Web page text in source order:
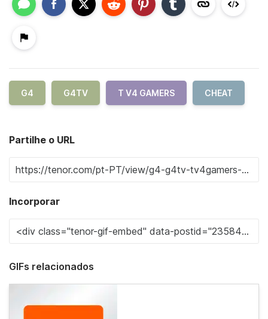
G4 G4TV T V4 GAMERS CHEAT
Partilhe o URL
Incorporar
GIFs relacionados